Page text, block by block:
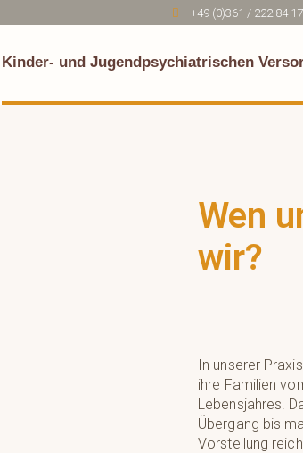
+49 (0)361 / 222 84 17
Kinder- und Jugendpsychiatrischen
Wen
wir?
In unserer
ihre Familien
Lebensjahres.
Übergang bis
Vorstellung